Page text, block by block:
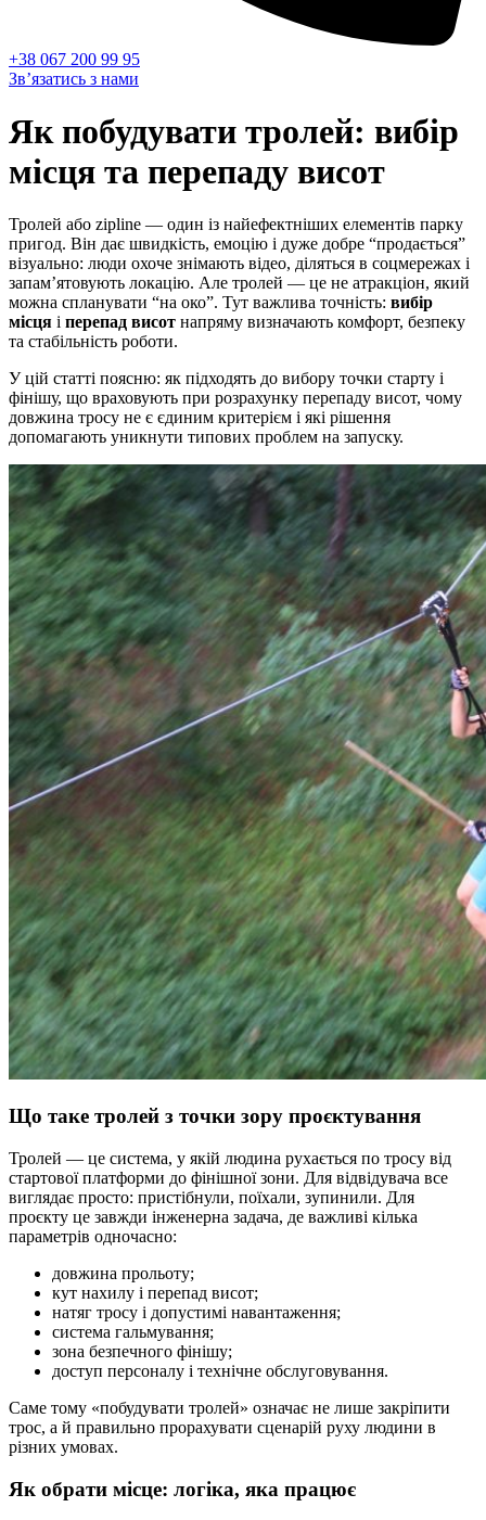
+38 067 200 99 95
Зв’язатись з нами
Як побудувати тролей: вибір
місця та перепаду висот
Тролей або zipline — один із найефектніших елементів парку
пригод. Він дає швидкість, емоцію і дуже добре “продається”
візуально: люди охоче знімають відео, діляться в соцмережах і
запам’ятовують локацію. Але тролей — це не атракціон, який
можна спланувати “на око”. Тут важлива точність: вибір
місця і перепад висот напряму визначають комфорт, безпеку
та стабільність роботи.
У цій статті поясню: як підходять до вибору точки старту і
фінішу, що враховують при розрахунку перепаду висот, чому
довжина тросу не є єдиним критерієм і які рішення
допомагають уникнути типових проблем на запуску.
Що таке тролей з точки зору проєктування
Тролей — це система, у якій людина рухається по тросу від
стартової платформи до фінішної зони. Для відвідувача все
виглядає просто: пристібнули, поїхали, зупинили. Для
проєкту це завжди інженерна задача, де важливі кілька
параметрів одночасно:
довжина прольоту;
кут нахилу і перепад висот;
натяг тросу і допустимі навантаження;
система гальмування;
зона безпечного фінішу;
доступ персоналу і технічне обслуговування.
Саме тому «побудувати тролей» означає не лише закріпити
трос, а й правильно прорахувати сценарій руху людини в
різних умовах.
Як обрати місце: логіка, яка працює